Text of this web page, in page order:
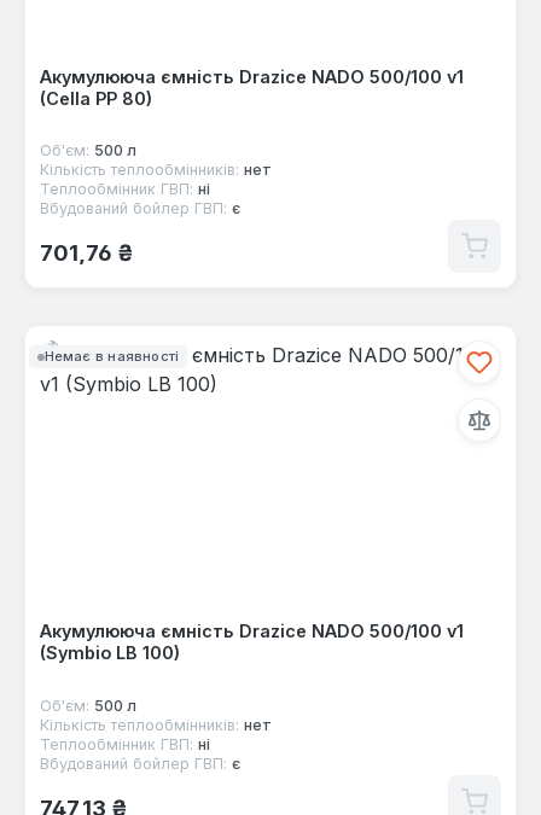
Акумулююча ємність Drazice NADO 500/100 v1
(Cella PP 80)
Об'єм: 500 л
Кількість теплообмінників: нет
Теплообмінник ГВП: ні
Вбудований бойлер ГВП: є
Звичайна ціна:
701,76 ₴
Немає в наявності
Акумулююча ємність Drazice NADO 500/100 v1
(Symbio LB 100)
Об'єм: 500 л
Кількість теплообмінників: нет
Теплообмінник ГВП: ні
Вбудований бойлер ГВП: є
Звичайна ціна:
747,13 ₴